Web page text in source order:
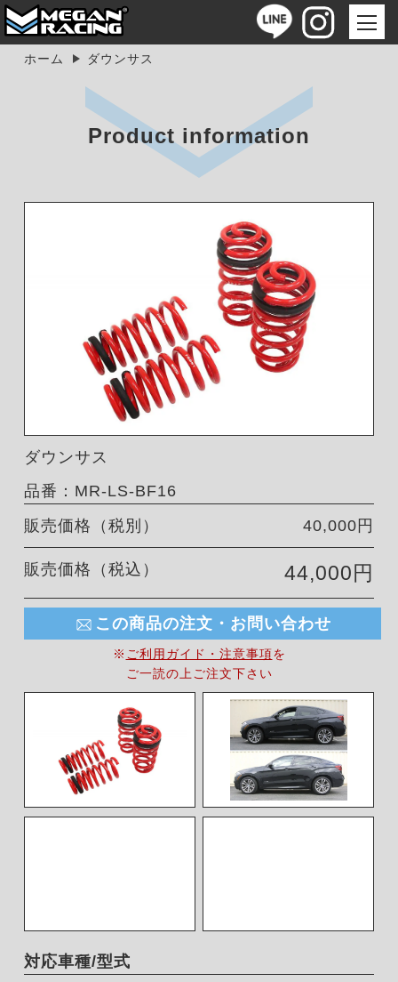
ホーム ダウンサス
Product information
ダウンサス
品番：MR-LS-BF16
販売価格（税別）
40,000円
販売価格（税込） 44,000円
この商品の注文・お問い合わせ
※ ご利用ガイド・注意事項を
ご一読の上ご注文下さい
対応車種/型式